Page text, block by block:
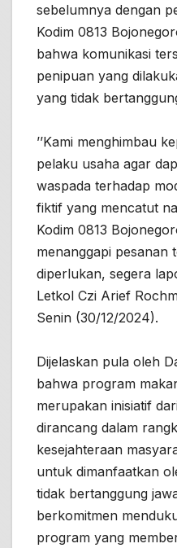
sebelumnya dengan
Kodim 0813
bahwa komunikasi
penipuan yang
yang tidak
’’Kami menghimbau
pelaku usaha agar
waspada terhadap
fiktif yang mencatut
Kodim 0813
menanggapi pesanan
diperlukan, segera
Letkol Czi Arief
Senin (30/12/2024).
Dijelaskan pula oleh
bahwa program
merupakan inisiatif
dirancang dalam
kesejahteraan
untuk dimanfaatkan
tidak bertanggung
berkomitmen
program yang